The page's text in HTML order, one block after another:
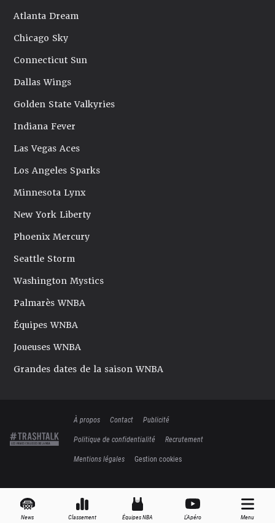
News Classement Équipes NBA L'Apéro Menu
Atlanta Dream
Chicago Sky
Connecticut Sun
Dallas Wings
Golden State Valkyries
Indiana Fever
Las Vegas Aces
Los Angeles Sparks
Minnesota Lynx
New York Liberty
Phoenix Mercury
Seattle Storm
Washington Mystics
Palmarès WNBA
Équipes WNBA
Joueuses WNBA
Grandes dates de la saison WNBA
À propos Contact
Publicité
Politique de confidentialité
Recrutement
Mentions légales
Gestion cookies